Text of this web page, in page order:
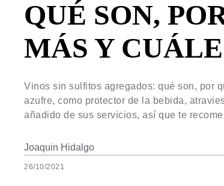
QUÉ SON,
MÁS Y
Vinos sin sulfitos agregados: qué son, por
azufre, como protector de la bebida,
añadido de sus servicios, así que te
Joaquin Hidalgo
26/10/2021